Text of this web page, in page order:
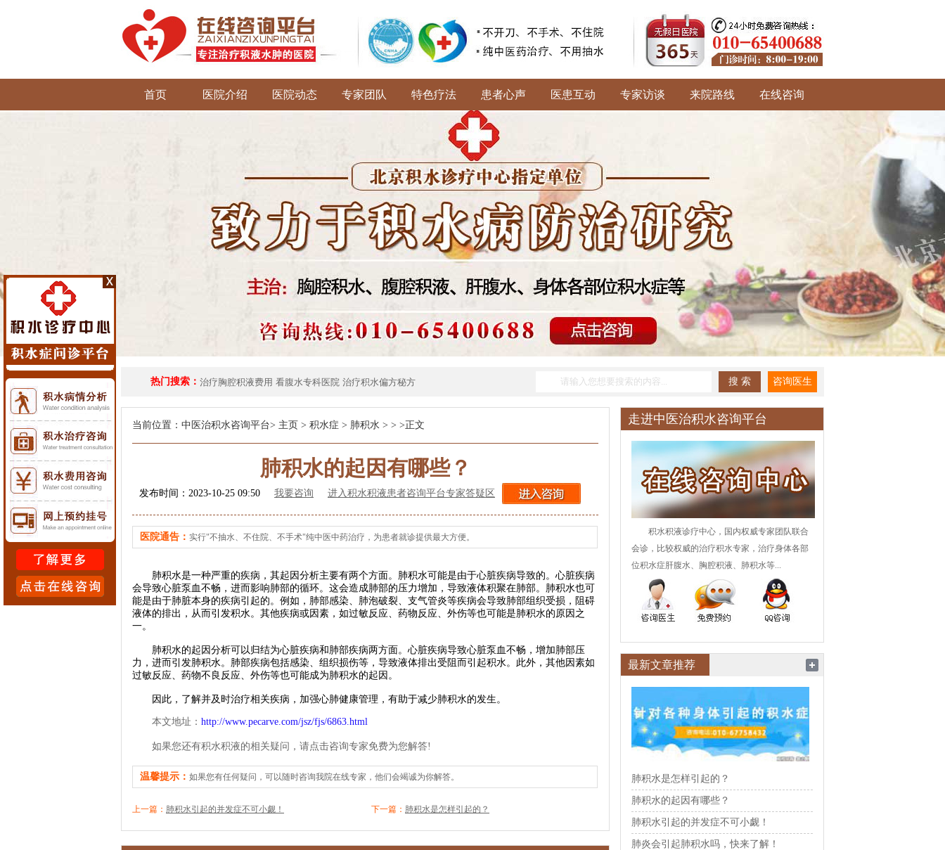
首页 医院介绍 医院动态 专家团队 特色疗法 患者心声 医患互动 专家访谈 来院路线 在线咨询
热门搜索： 治疗胸腔积液费用 看腹水专科医院 治疗积水偏方秘方
当前位置： 中医治积水咨询平台> 主页 > 积水症 > 肺积水 > > >正文
肺积水的起因有哪些？
发布时间：2023-10-25 09:50 我要咨询 进入积水积液患者咨询平台专家答疑区
医院通告： 实行"不抽水、不住院、不手术"纯中医中药治疗，为患者就诊提供最大方便。
肺积水是一种严重的疾病，其起因分析主要有两个方面。肺积水可能是由于心脏疾病导致的。心脏疾病
会导致心脏泵血不畅，进而影响肺部的循环。这会造成肺部的压力增加，导致液体积聚在肺部。肺积水也可
能是由于肺脏本身的疾病引起的。例如，肺部感染、肺泡破裂、支气管炎等疾病会导致肺部组织受损，阻碍
液体的排出，从而引发积水。其他疾病或因素，如过敏反应、药物反应、外伤等也可能是肺积水的原因之
一。
肺积水的起因分析可以归结为心脏疾病和肺部疾病两方面。心脏疾病导致心脏泵血不畅，增加肺部压
力，进而引发肺积水。肺部疾病包括感染、组织损伤等，导致液体排出受阻而引起积水。此外，其他因素如
过敏反应、药物不良反应、外伤等也可能成为肺积水的起因。
因此，了解并及时治疗相关疾病，加强心肺健康管理，有助于减少肺积水的发生。
本文地址： http://www.pecarve.com/jsz/fjs/6863.html
如果您还有积水积液的相关疑问，请点击咨询专家免费为您解答!
温馨提示： 如果您有任何疑问，可以随时咨询我院在线专家，他们会竭诚为你解答。
上一篇： 肺积水引起的并发症不可小觑！ 下一篇： 肺积水是怎样引起的？
走进中医治积水咨询平台
积水积液诊疗中心，国内权威专家团队联合
会诊，比较权威的治疗积水专家，治疗身体各部
位积水症肝腹水、胸腔积液、肺积水等...
最新文章推荐
肺积水是怎样引起的？
肺积水的起因有哪些？
肺积水引起的并发症不可小觑！
肺炎会引起肺积水吗，快来了解！